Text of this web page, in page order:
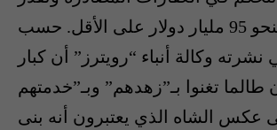
قيمة أصولها بنحو 95 مليار دولار على الأقل. حسب
نشرته وكالة أنباء “رويترز” أن كبار
تغنوا بـ”زهدهم” وبـ”خدمتهم
عكس الشاه الذي يعتبرون أنه بنى